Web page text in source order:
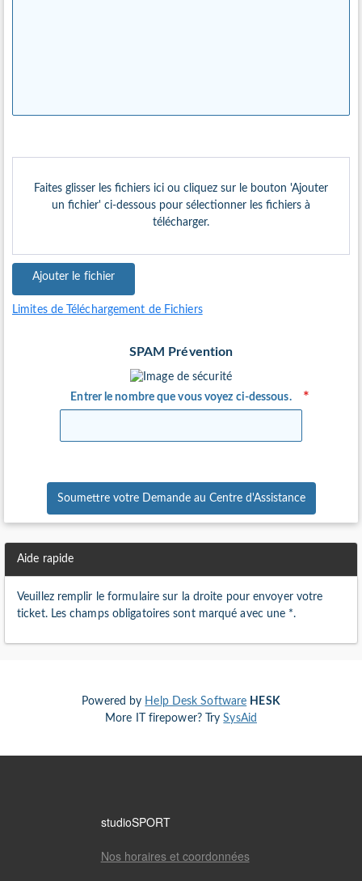
Aide rapide
Veuillez remplir le formulaire sur la droite pour envoyer votre
ticket. Les champs obligatoires sont marqué avec une *.
Faites glisser les fichiers ici ou cliquez sur le bouton 'Ajouter
un fichier' ci-dessous pour sélectionner les fichiers à
télécharger.
Ajouter le fichier
Limites de Téléchargement de Fichiers
SPAM Prévention
Entrer le nombre que vous voyez ci-dessous.
Soumettre votre Demande au Centre d'Assistance
Powered by Help Desk Software HESK
More IT firepower? TrySysAid
studioSPORT
Nos horaires et coordonnées